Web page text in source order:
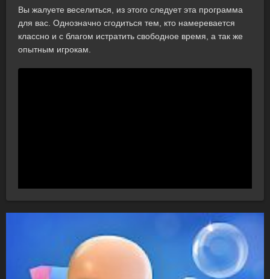
Вы жалуете веселиться, из этого следует эта программа
для вас. Однозначно сгодиться тем, кто намеревается
классно и с благом истратить свободное время, а так же
опытным игрокам.